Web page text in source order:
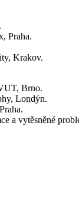
Praha.
Krakov.
Brno.
Londýn.
a vytěsněné